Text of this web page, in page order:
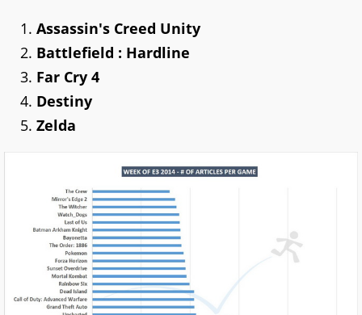
Assassin's Creed Unity
Battlefield : Hardline
Far Cry 4
Destiny
Zelda